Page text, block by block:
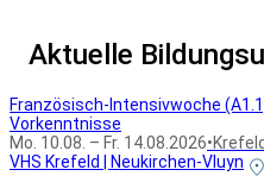
Aktuelle
Französisch-Intensivwoche
Vorkenntnisse
Mo. 10.08. – Fr. 14.08.2026•
VHS Krefeld | Neukirchen-Vluyn